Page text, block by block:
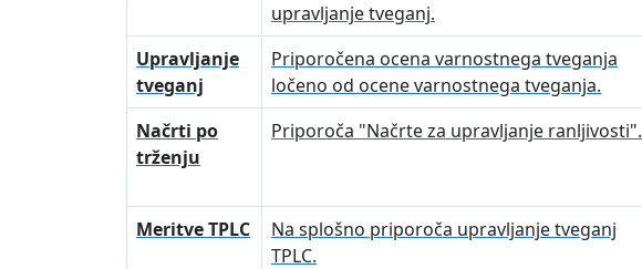
upravljanje tveganj.
Upravljanje
tveganj
Priporočena ocena varnostnega tveganja
ločeno od ocene varnostnega tveganja.
Načrti po
trženju
Priporoča "Načrte za upravljanje ranljivosti".
Meritve TPLC
Na splošno priporoča upravljanje tveganj
TPLC.